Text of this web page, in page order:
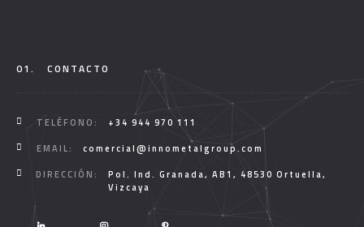
01. CONTACTO
TELÉFONO:
+34 944 970 111
EMAIL:
comercial@innometalgroup.com
DIRECCIÓN:
Pol. Ind. Granada, AB1, 48530 Ortuella,
Vizcaya